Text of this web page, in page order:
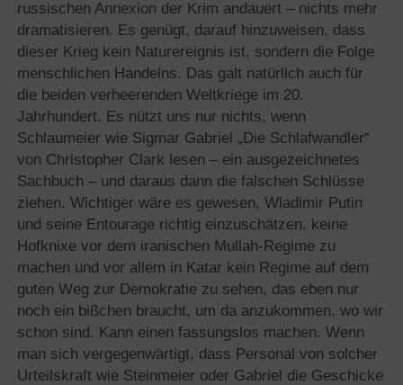
russischen Annexion der Krim andauert – nichts mehr
dramatisieren. Es genügt, darauf hinzuweisen, dass
dieser Krieg kein Naturereignis ist, sondern die Folge
menschlichen Handelns. Das galt natürlich auch für
die beiden verheerenden Weltkriege im 20.
Jahrhundert. Es nützt uns nur nichts, wenn
Schlaumeier wie Sigmar Gabriel „Die Schlafwandler“
von Christopher Clark lesen – ein ausgezeichnetes
Sachbuch – und daraus dann die falschen Schlüsse
ziehen. Wichtiger wäre es gewesen, Wladimir Putin
und seine Entourage richtig einzuschätzen, keine
Hofknixe vor dem iranischen Mullah-Regime zu
machen und vor allem in Katar kein Regime auf dem
guten Weg zur Demokratie zu sehen, das eben nur
noch ein bißchen braucht, um da anzukommen, wo wir
schon sind. Kann einen fassungslos machen. Wenn
man sich vergegenwärtigt, dass Personal von solcher
Urteilskraft wie Steinmeier oder Gabriel die Geschicke